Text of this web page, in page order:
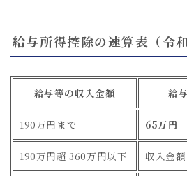
給与所得控除の速算表（令
給与等の収入金額 給
190万円まで 65万円
190万円超 360万円以下 収入金